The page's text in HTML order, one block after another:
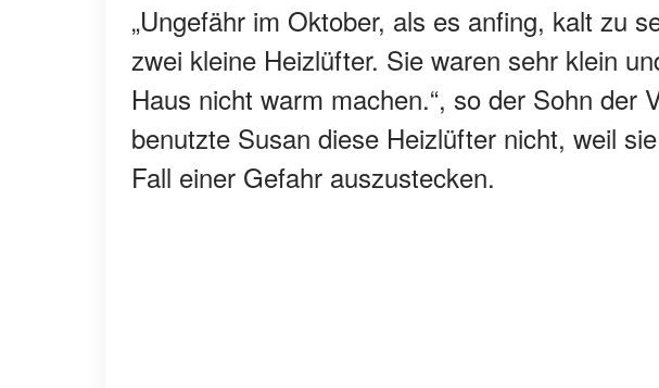
„Ungefähr im Oktober, als es anfing, kalt zu
zwei kleine Heizlüfter. Sie waren sehr klein
Haus nicht warm machen.“, so der Sohn der
benutzte Susan diese Heizlüfter nicht, weil
Fall einer Gefahr auszustecken.